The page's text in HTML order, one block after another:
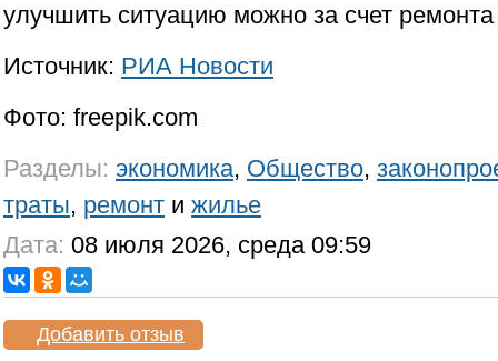
улучшить ситуацию можно за счет
Источник: РИА Новости
Фото: freepik.com
Разделы: экономика, Общество,
траты, ремонт и жилье
Дата: 08 июля 2026, среда 09:59
Добавить отзыв